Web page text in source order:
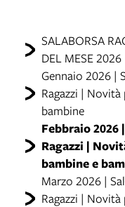
SALABORSA
DEL MESE 2026
Gennaio 2026 |
Ragazzi |
bambine
Febbraio 2026
Ragazzi |
bambine e
Marzo 2026 |
Ragazzi |